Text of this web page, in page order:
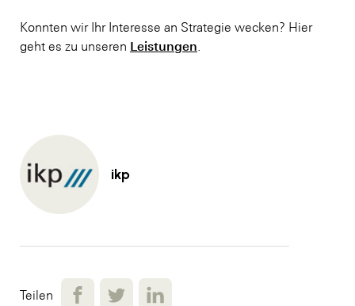
Konnten wir Ihr Interesse an Strategie wecken? Hier
geht es zu unseren Leistungen
ikp
Teilen